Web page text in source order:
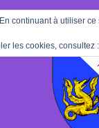
continuant à utiliser
les cookies, consultez :